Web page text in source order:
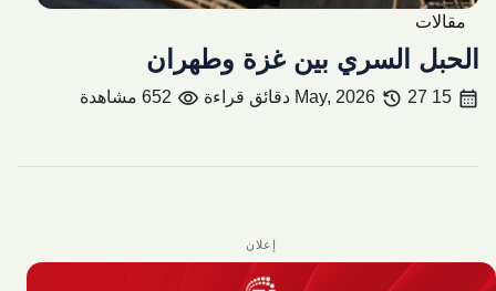
مقالات
الحبل السري بين غزة وطهران
calendar_month
15 May, 2026
history 27 دقائق قراءة visibility 652 مشاهدة
إعلان